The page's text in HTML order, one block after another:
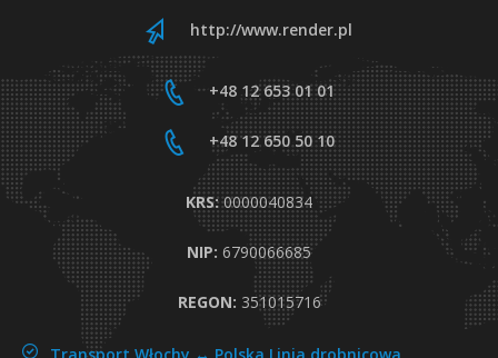
http://www.render.pl
+48 12 653 01 01
+48 12 650 50 10
KRS:0000040834
NIP: 6790066685
REGON: 351015716